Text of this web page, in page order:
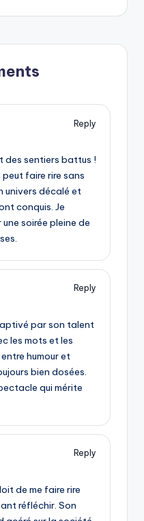
Reply
des sentiers battus !
peut faire rire sans
univers décalé et
conquis. Je
soirée pleine de
Reply
par son talent
les mots et les
humour et
bien dosées.
qui mérite
Reply
de me faire rire
réfléchir. Son